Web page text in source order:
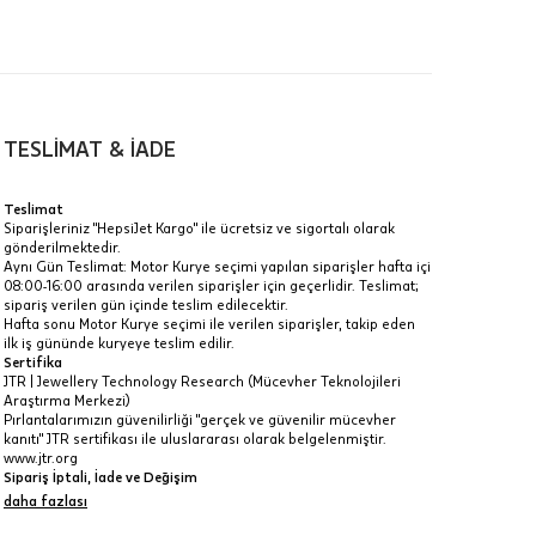
ancak
Taksit Toplamı
163.665 ₺
163.665 ₺
TESLİMAT & İADE
Teslimat
Siparişleriniz "HepsiJet Kargo" ile ücretsiz ve sigortalı olarak
gönderilmektedir.
Aynı Gün Teslimat: Motor Kurye seçimi yapılan siparişler hafta içi
08:00-16:00 arasında verilen siparişler için geçerlidir. Teslimat;
sipariş verilen gün içinde teslim edilecektir.
Hafta sonu Motor Kurye seçimi ile verilen siparişler, takip eden
ilk iş gününde kuryeye teslim edilir.
Sertifika
JTR | Jewellery Technology Research (Mücevher Teknolojileri
Araştırma Merkezi)
Pırlantalarımızın güvenilirliği "gerçek ve güvenilir mücevher
kanıtı" JTR sertifikası ile uluslararası olarak belgelenmiştir.
www.jtr.org
Sipariş İptali, İade ve Değişim
İptal: Kargoya verilmeyen veya faturası oluşmayan siparişlerinizi
daha fazlası